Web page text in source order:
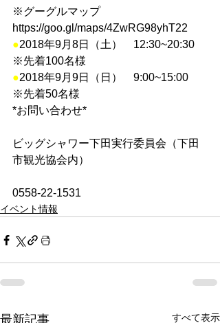
※グーグルマップ
https://goo.gl/maps/4ZwRG98yhT22
●2018年9月8日（土）　12:30~20:30
※先着100名様
●2018年9月9日（日）　9:00~15:00
※先着50名様
*お問い合わせ*
ビッグシャワー下田実行委員会（下田
市観光協会内）
0558-22-1531
イベント情報
最新記事 すべて表示